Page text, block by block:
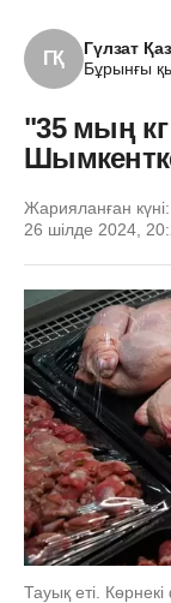
ГҚ
Гүлзат
Бұрынғы
"35 мың кг
Жарияланған күні:
26 шілде 2024,
Тауық еті.